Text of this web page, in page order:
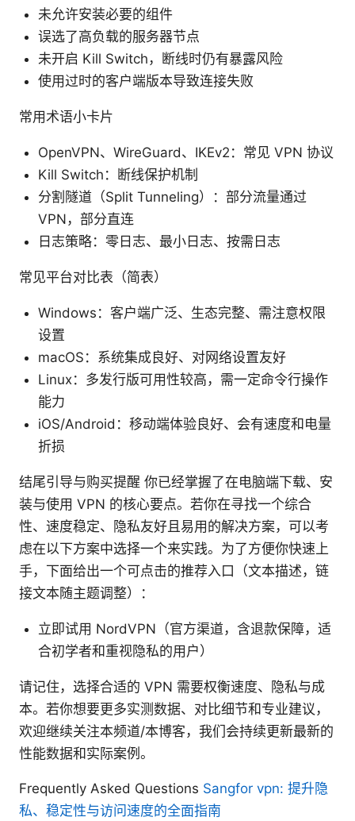
未允许安装必要的组件
误选了高负载的服务器节点
未开启 Kill Switch，断线时仍有暴露风险
使用过时的客户端版本导致连接失败
常用术语小卡片
OpenVPN、WireGuard、IKEv2：常见 VPN 协议
Kill Switch：断线保护机制
分割隧道（Split Tunneling）：部分流量通过
VPN，部分直连
日志策略：零日志、最小日志、按需日志
常见平台对比表（简表）
Windows：客户端广泛、生态完整、需注意权限
设置
macOS：系统集成良好、对网络设置友好
Linux：多发行版可用性较高，需一定命令行操作
能力
iOS/Android：移动端体验良好、会有速度和电量
折损
结尾引导与购买提醒 你已经掌握了在电脑端下载、安
装与使用 VPN 的核心要点。若你在寻找一个综合
性、速度稳定、隐私友好且易用的解决方案，可以考
虑在以下方案中选择一个来实践。为了方便你快速上
手，下面给出一个可点击的推荐入口（文本描述，链
接文本随主题调整）：
立即试用 NordVPN（官方渠道，含退款保障，适
合初学者和重视隐私的用户）
请记住，选择合适的 VPN 需要权衡速度、隐私与成
本。若你想要更多实测数据、对比细节和专业建议，
欢迎继续关注本频道/本博客，我们会持续更新最新的
性能数据和实际案例。
Frequently Asked Questions Sangfor vpn: 提升隐
私、稳定性与访问速度的全面指南